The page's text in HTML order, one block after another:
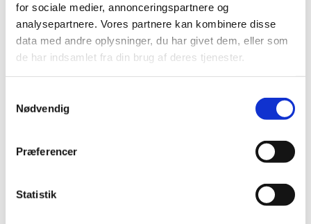
for sociale medier, annonceringspartnere og
analysepartnere. Vores partnere kan kombinere disse
data med andre oplysninger, du har givet dem, eller som
de har indsamlet fra din brug af deres tjenester.
Nødvendig
Præferencer
Statistik